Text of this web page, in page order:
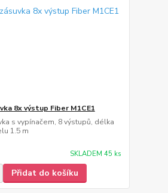
8x výstup Fiber M1CE1
s vypínačem, 8 výstupů, délka
1.5 m
SKLADEM 45 ks
Přidat do košíku